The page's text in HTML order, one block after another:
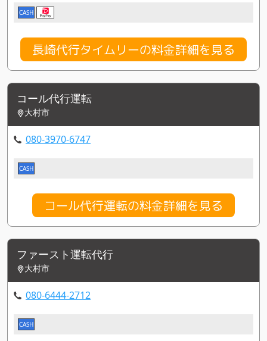
CASH
長崎代行タイムリーの料金詳細を見る
コール代行運転
大村市
080-3970-6747
CASH
コール代行運転の料金詳細を見る
ファースト運転代行
大村市
080-6444-2712
CASH